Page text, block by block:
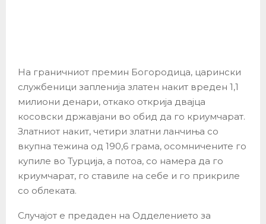
На граничниот премин Богородица, царински
службеници запленија златен накит вреден 1,1
милиони денари, откако открија двајца
косовски државјани во обид да го криумчарат.
Златниот накит, четири златни ланчиња со
вкупна тежина од 190,6 грама, осомничените го
купиле во Турција, а потоа, со намера да го
криумчарат, го ставиле на себе и го прикриле
со облеката.
Случајот е предаден на Одделението за